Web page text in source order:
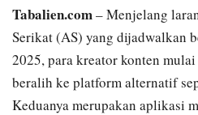
Tabalien.com– Menjelang
Serikat (AS) yang dijadwalkan
2025, para kreator konten
beralih ke platform alternatif
Keduanya merupakan aplikasi